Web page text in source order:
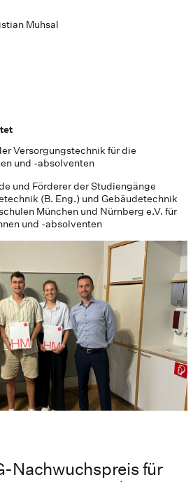
Muhsal
Versorgungstechnik für die
und -absolventen
und Förderer der Studiengänge
(B. Eng.) und Gebäudetechnik
München und Nürnberg e.V. für
und -absolventen
Nachwuchspreis für